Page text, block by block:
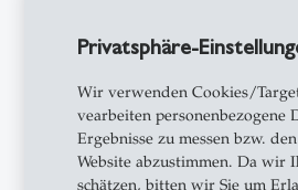
Privatsphäre-
Wir verwenden Cookies/
vearbeiten personenbezogene
Ergebnisse zu messen bzw.
Website abzustimmen. Da wir
schätzen, bitten wir Sie um
Geschäftsführerin des
Bereichsleiterin und Area
Ost Schweizer Jugendherbergen
Leiterin Marketing Seminarhotel